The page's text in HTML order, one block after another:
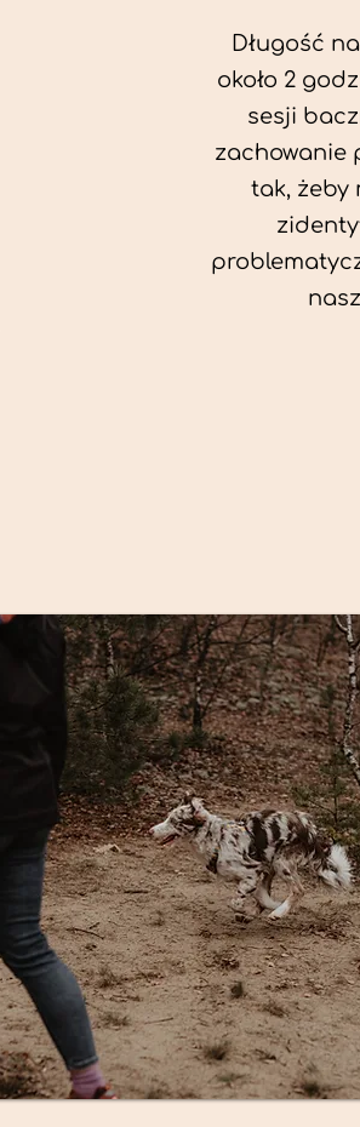
Długość
około 2
sesji
zachowanie
tak, żeby